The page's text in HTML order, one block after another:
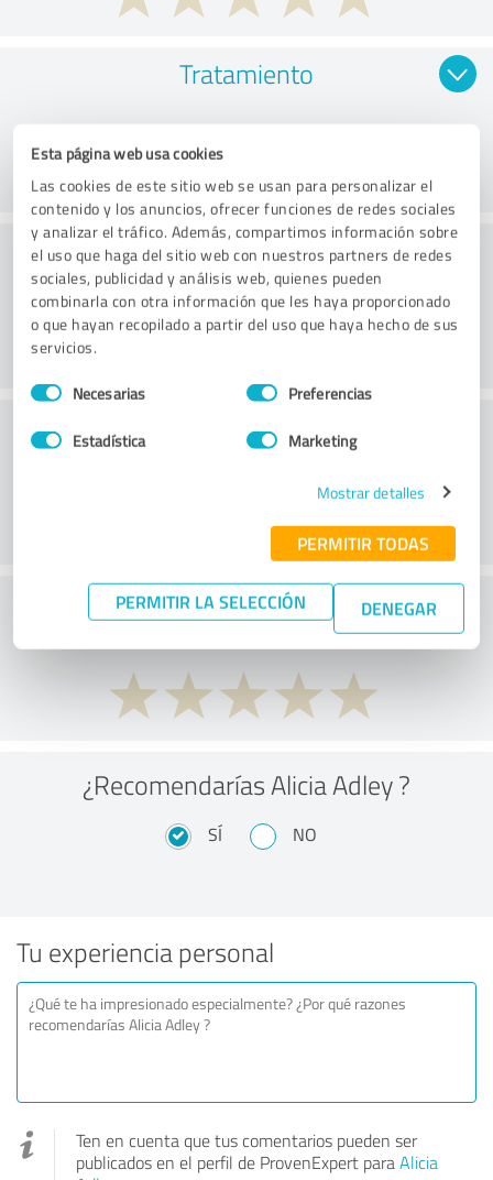
Esta página web usa cookies
Las cookies de este sitio web se usan para personalizar el
contenido y los anuncios, ofrecer funciones de redes sociales
y analizar el tráfico. Además, compartimos información sobre
el uso que haga del sitio web con nuestros partners de redes
sociales, publicidad y análisis web, quienes pueden
combinarla con otra información que les haya proporcionado
o que hayan recopilado a partir del uso que haya hecho de sus
servicios.
Selección
de
Necesarias Preferencias
Estadística Marketing
Mostrar detalles
PERMITIR TODAS
PERMITIR LA SELECCIÓN DENEGAR
Tratamiento
Practica
Servicio
¿Qué opina de la relación coste-beneficio?
¿Recomendarías Alicia Adley ?
SÍ NO
Tu experiencia personal
Ten en cuenta que tus comentarios pueden ser
publicados en el perfil de ProvenExpert paraAlicia